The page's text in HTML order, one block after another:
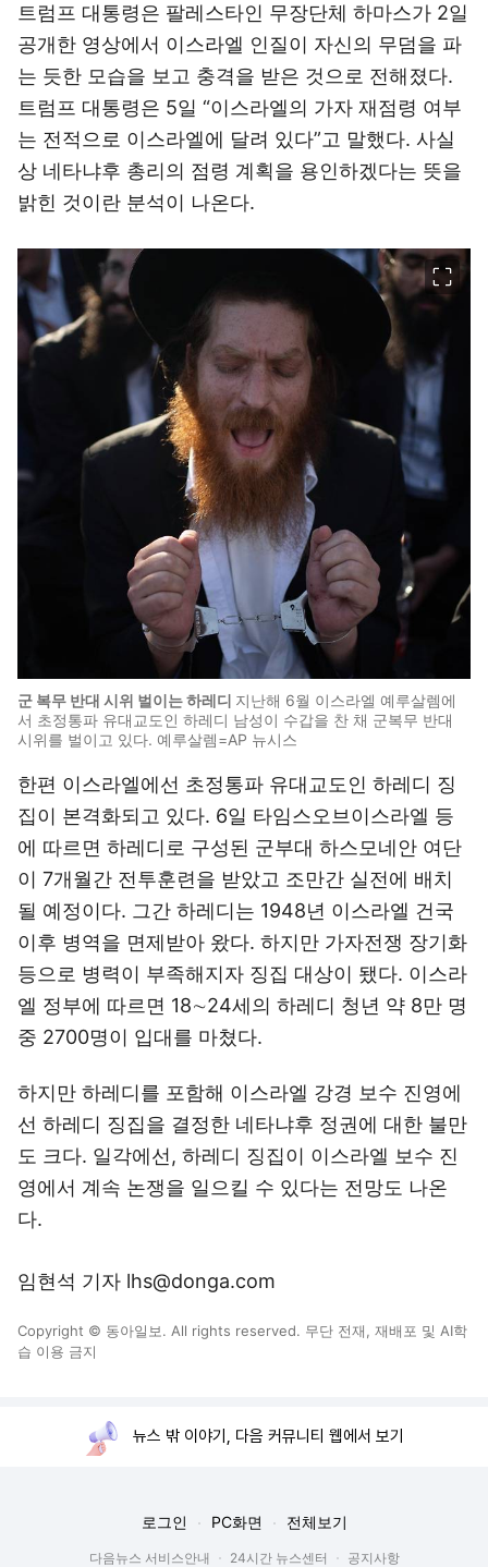
트럼프 대통령은 팔레스타인 무장단체 하마스가 2일
공개한 영상에서 이스라엘 인질이 자신의 무덤을 파
는 듯한 모습을 보고 충격을 받은 것으로 전해졌다.
트럼프 대통령은 5일 “이스라엘의 가자 재점령 여부
는 전적으로 이스라엘에 달려 있다”고 말했다. 사실
상 네타냐후 총리의 점령 계획을 용인하겠다는 뜻을
밝힌 것이란 분석이 나온다.
군 복무 반대 시위 벌이는 하레디 지난해 6월 이스라엘 예루살렘에
서 초정통파 유대교도인 하레디 남성이 수갑을 찬 채 군복무 반대
시위를 벌이고 있다. 예루살렘=AP 뉴시스
한편 이스라엘에선 초정통파 유대교도인 하레디 징
집이 본격화되고 있다. 6일 타임스오브이스라엘 등
에 따르면 하레디로 구성된 군부대 하스모네안 여단
이 7개월간 전투훈련을 받았고 조만간 실전에 배치
될 예정이다. 그간 하레디는 1948년 이스라엘 건국
이후 병역을 면제받아 왔다. 하지만 가자전쟁 장기화
등으로 병력이 부족해지자 징집 대상이 됐다. 이스라
엘 정부에 따르면 18∼24세의 하레디 청년 약 8만 명
중 2700명이 입대를 마쳤다.
하지만 하레디를 포함해 이스라엘 강경 보수 진영에
선 하레디 징집을 결정한 네타냐후 정권에 대한 불만
도 크다. 일각에선, 하레디 징집이 이스라엘 보수 진
영에서 계속 논쟁을 일으킬 수 있다는 전망도 나온
다.
임현석 기자 lhs@donga.com
Copyright © 동아일보. All rights reserved. 무단 전재, 재배포 및 AI학
습 이용 금지
뉴스 밖 이야기, 다음 커뮤니티 웹에서 보기
로그인 PC화면 전체보기
다음뉴스 서비스안내 24시간 뉴스센터 공지사항